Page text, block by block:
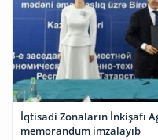
İqtisadi Zonaların İnkişafı
memorandum imzalayıb